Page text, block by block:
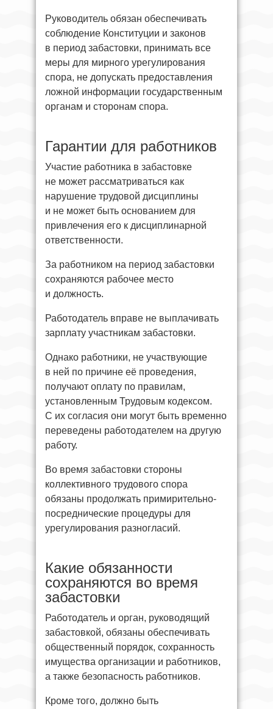
Руководитель обязан обеспечивать
соблюдение Конституции и законов
в период забастовки, принимать все
меры для мирного урегулирования
спора, не допускать предоставления
ложной информации государственным
органам и сторонам спора.
Гарантии для работников
Участие работника в забастовке
не может рассматриваться как
нарушение трудовой дисциплины
и не может быть основанием для
привлечения его к дисциплинарной
ответственности.
За работником на период забастовки
сохраняются рабочее место
и должность.
Работодатель вправе не выплачивать
зарплату участникам забастовки.
Однако работники, не участвующие
в ней по причине её проведения,
получают оплату по правилам,
установленным Трудовым кодексом.
С их согласия они могут быть временно
переведены работодателем на другую
работу.
Во время забастовки стороны
коллективного трудового спора
обязаны продолжать примирительно-
посреднические процедуры для
урегулирования разногласий.
Какие обязанности
сохраняются во время
забастовки
Работодатель и орган, руководящий
забастовкой, обязаны обеспечивать
общественный порядок, сохранность
имущества организации и работников,
а также безопасность работников.
Кроме того, должно быть